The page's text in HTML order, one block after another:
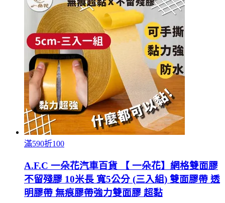
滿590折100
A.F.C 一朵花汽車百貨 【 一朵花】網格雙面膠
不留殘膠 10米長 寬5公分 (三入組) 雙面膠帶 透
明膠帶 無痕膠帶強力雙面膠 超黏